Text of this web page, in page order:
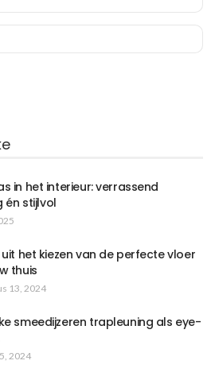
in het interieur: verrassend
én stijlvol
uit het kiezen van de perfecte vloer
thuis
13, 2024
smeedijzeren trapleuning als eye-
2024